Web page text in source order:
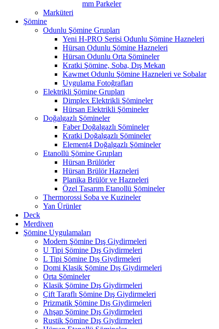
mm Parkeler
Marküteri
Şömine
Odunlu Şömine Grupları
Yeni H-PRO Serisi Odunlu Şömine Hazneleri
Hürsan Odunlu Şömine Hazneleri
Hürsan Odunlu Orta Şömineler
Kratki Şömine, Soba, Dış Mekan
Kawmet Odunlu Şömine Hazneleri ve Sobalar
Uygulama Fotoğrafları
Elektrikli Şömine Grupları
Dimplex Elektrikli Şömineler
Hürsan Elektrikli Şömineler
Doğalgazlı Şömineler
Faber Doğalgazlı Şömineler
Kratki Doğalgazlı Şömineler
Element4 Doğalgazlı Şömineler
Etanollü Şömine Grupları
Hürsan Brülörler
Hürsan Brülör Hazneleri
Planika Brülör ve Hazneleri
Özel Tasarım Etanollü Şömineler
Thermorossi Soba ve Kuzineler
Yan Ürünler
Deck
Merdiven
Şömine Uygulamaları
Modern Şömine Dış Giydirmeleri
U Tipi Şömine Dış Giydirmeleri
L Tipi Şömine Dış Giydirmeleri
Domi Klasik Şömine Dış Giydirmeleri
Orta Şömineler
Klasik Şömine Dış Giydirmeleri
Çift Taraflı Şömine Dış Giydirmeleri
Prizmatik Şömine Dış Giydirmeleri
Ahşap Şömine Dış Giydirmeleri
Rustik Şömine Dış Giydirmeleri